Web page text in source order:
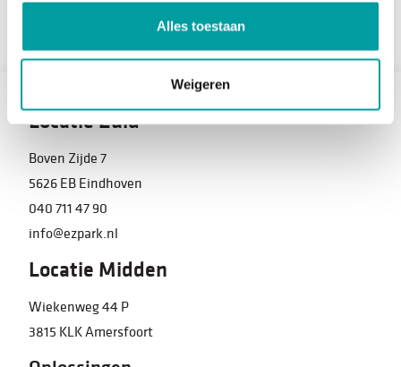
Alles toestaan
Weigeren
Locatie Zuid
Boven Zijde 7
5626 EB Eindhoven
040 711 47 90
info@ezpark.nl
Locatie Midden
Wiekenweg 44 P
3815 KLK Amersfoort